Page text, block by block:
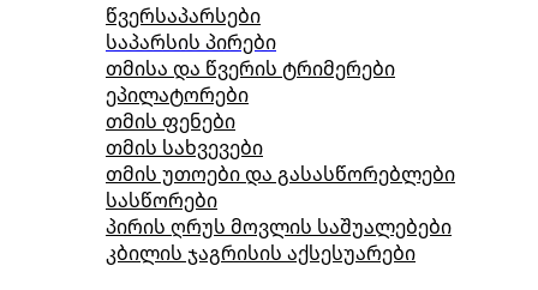
წვერსაპარსები
საპარსის პირები
თმისა და წვერის ტრიმერები
ეპილატორები
თმის ფენები
თმის სახვევები
თმის უთოები და გასასწორებლები
სასწორები
პირის ღრუს მოვლის საშუალებები
კბილის ჯაგრისის აქსესუარები